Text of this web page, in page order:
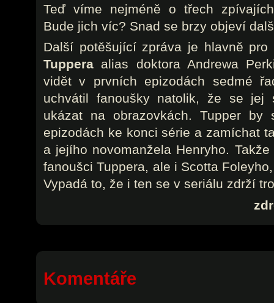
Teď víme nejméně o třech
Bude jich víc? Snad se brzy objeví
Další potěšující zpráva je hlavně
Tuppera alias doktora Andrewa
vidět v prvních epizodách sedmé
uchvátil fanoušky natolik, že se jej
ukázat na obrazovkách. Tupper
epizodách ke konci série a zamíchat
a jejího novomanžela Henryho.
fanoušci Tuppera, ale i Scotta
Vypadá to, že i ten se v seriálu zdrží
Komentáře